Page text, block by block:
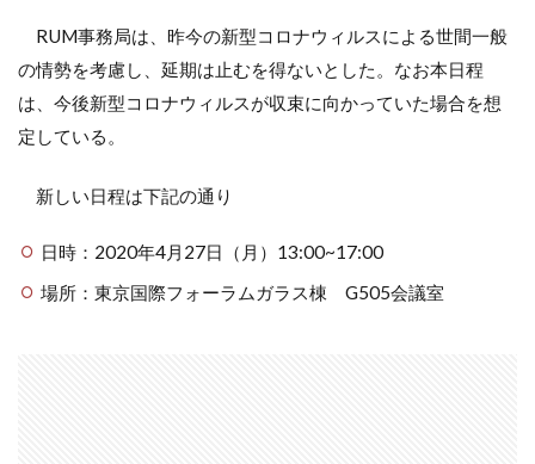
RUM事務局は、昨今の新型コロナウィルスによる世間一般
の情勢を考慮し、延期は止むを得ないとした。なお本日程
は、今後新型コロナウィルスが収束に向かっていた場合を想
定している。
新しい日程は下記の通り
日時：2020年4月27日（月）13:00~17:00
場所：東京国際フォーラムガラス棟 G505会議室